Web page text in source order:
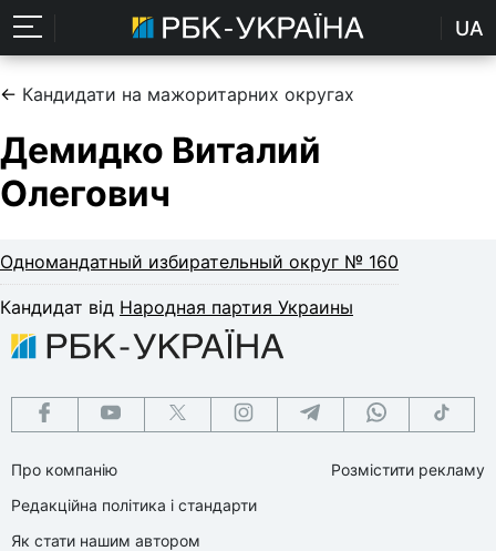
UA
← Кандидати на мажоритарних округах
Демидко Виталий
Олегович
Одномандатный избирательный округ № 160
Кандидат від Народная партия Украины
Про компанію
Редакційна політика і стандарти
Як стати нашим автором
Розмістити рекламу